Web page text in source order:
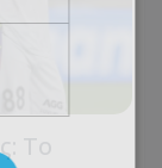
Το